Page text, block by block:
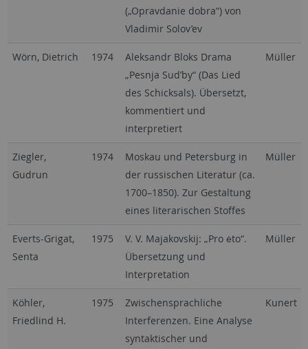
(„Opravdanie dobra“) von
Vladimir Solov’ev
Wörn, Dietrich 1974
Aleksandr Bloks Drama
„Pesnja Sud’by“ (Das Lied
des Schicksals). Übersetzt,
kommentiert und
interpretiert
Müller
Ziegler,
Gudrun
1974
Moskau und Petersburg in
der russischen Literatur (ca.
1700–1850). Zur Gestaltung
eines literarischen Stoffes
Müller
Everts-Grigat,
Senta
1975
V. V. Majakovskij: „Pro ėto“.
Übersetzung und
Interpretation
Müller
Köhler,
Friedlind H.
1975
Zwischensprachliche
Interferenzen. Eine Analyse
syntaktischer und
Kunert